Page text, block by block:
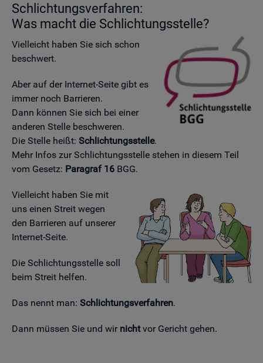
Schlich­tungs­ver­fah­ren:
Was macht die Schlich­tungs­stel­le?
Viel­leicht haben Sie sich schon
be­schwert.
Aber auf der In­ter­net-Seite gibt es
immer noch Bar­rie­ren.
Dann kön­nen Sie sich bei einer
an­de­ren Stel­le be­schwe­ren.
Die Stel­le heißt: Schlich­tungs­stel­le.
Mehr Infos zur Schlich­tungs­stel­le ste­hen in die­sem Teil
vom Ge­setz: Pa­ra­graf 16 BGG.
Viel­leicht haben Sie mit
uns einen Streit wegen
den Bar­rie­ren auf un­se­rer
In­ter­net-Seite.
Die Schlich­tungs­stel­le soll
beim Streit hel­fen.
Das nennt man: Schlich­tungs­ver­fah­ren.
Dann müs­sen Sie und wir nichtvor Ge­richt gehen.